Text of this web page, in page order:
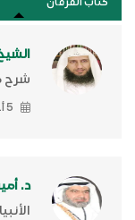
شرح
5 أغسطس, 2026
د.